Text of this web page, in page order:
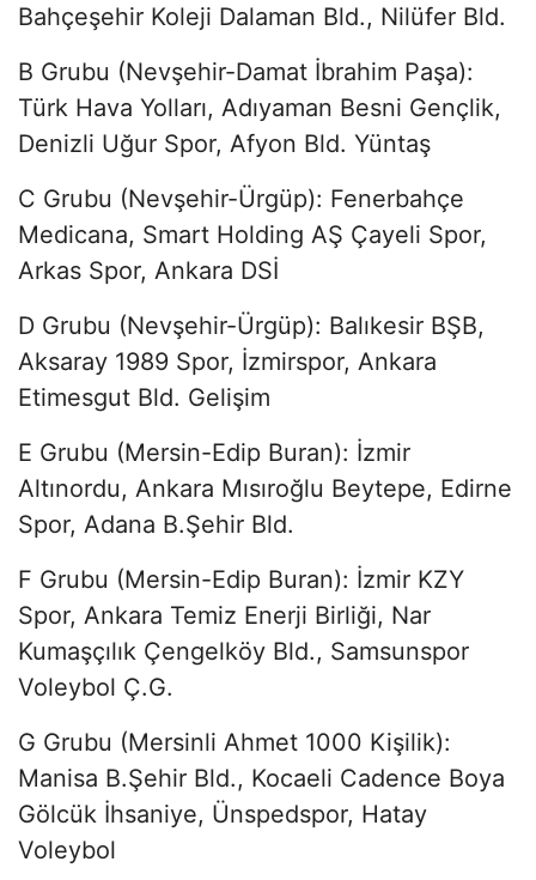
Bahçeşehir Koleji Dalaman Bld., Nilüfer Bld.
B Grubu (Nevşehir-Damat İbrahim Paşa):
Türk Hava Yolları, Adıyaman Besni Gençlik,
Denizli Uğur Spor, Afyon Bld. Yüntaş
C Grubu (Nevşehir-Ürgüp): Fenerbahçe
Medicana, Smart Holding AŞ Çayeli Spor,
Arkas Spor, Ankara DSİ
D Grubu (Nevşehir-Ürgüp): Balıkesir BŞB,
Aksaray 1989 Spor, İzmirspor, Ankara
Etimesgut Bld. Gelişim
E Grubu (Mersin-Edip Buran): İzmir
Altınordu, Ankara Mısıroğlu Beytepe, Edirne
Spor, Adana B.Şehir Bld.
F Grubu (Mersin-Edip Buran): İzmir KZY
Spor, Ankara Temiz Enerji Birliği, Nar
Kumaşçılık Çengelköy Bld., Samsunspor
Voleybol Ç.G.
G Grubu (Mersinli Ahmet 1000 Kişilik):
Manisa B.Şehir Bld., Kocaeli Cadence Boya
Gölcük İhsaniye, Ünspedspor, Hatay
Voleybol